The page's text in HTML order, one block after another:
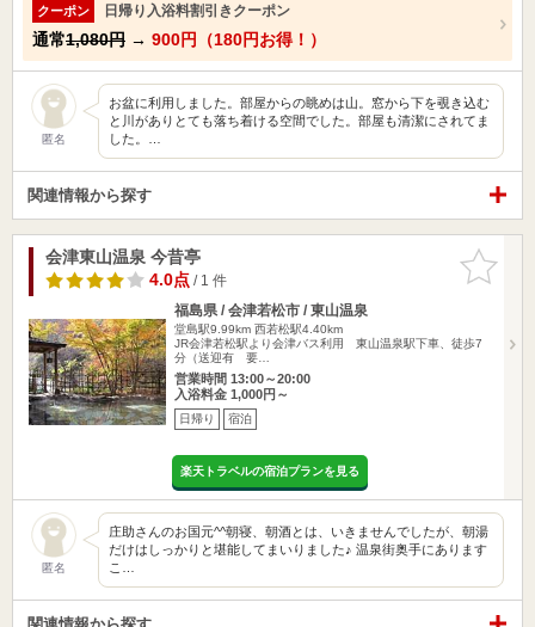
クーポン 日帰り入浴料割引きクーポン
通常1,080円 → 900円（180円お得！）
匿名
お盆に利用しました。部屋からの眺めは山。窓から下を覗き込む
と川がありとても落ち着ける空間でした。部屋も清潔にされてま
した。…
関連情報から探す
お気に入
りに追加
会津東山温泉 今昔亭
4.0点/ 1 件
福島県 / 会津若松市 / 東山温泉
堂島駅9.99km 西若松駅4.40km
JR会津若松駅より会津バス利用 東山温泉駅下車、徒歩7
分（送迎有 要…
営業時間 13:00～20:00
入浴料金 1,000円～
日帰り 宿泊
楽天トラベルの宿泊プランを見る
匿名
庄助さんのお国元^^朝寝、朝酒とは、いきませんでしたが、朝湯
だけはしっかりと堪能してまいりました♪ 温泉街奥手にあります
こ…